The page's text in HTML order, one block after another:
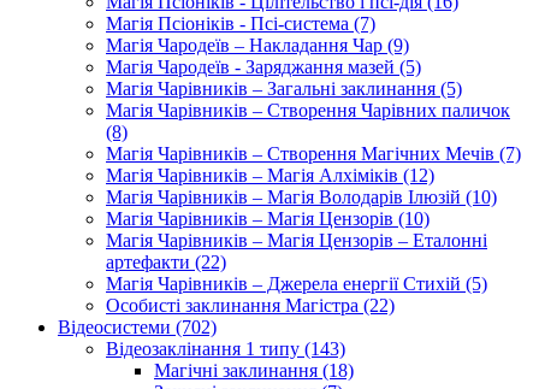
Магія Псіоніків - Псі-система (7)
Магія Чародеїв – Накладання Чар (9)
Магія Чародеїв - Заряджання мазей (5)
Магія Чарівників – Загальні заклинання (5)
Магія Чарівників – Створення Чарівних паличок
(8)
Магія Чарівників – Створення Магічних Мечів (7)
Магія Чарівників – Магія Алхіміків (12)
Магія Чарівників – Магія Володарів Ілюзій (10)
Магія Чарівників – Магія Цензорів (10)
Магія Чарівників – Магія Цензорів – Еталонні
артефакти (22)
Магія Чарівників – Джерела енергії Стихій (5)
Особисті заклинання Магістра (22)
Відеосистеми (702)
Відеозаклінання 1 типу (143)
Магічні заклинання (18)